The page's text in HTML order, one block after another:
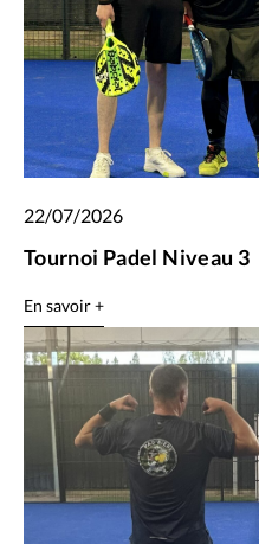
22/07/2026
Tournoi Padel Niveau 3
En savoir +